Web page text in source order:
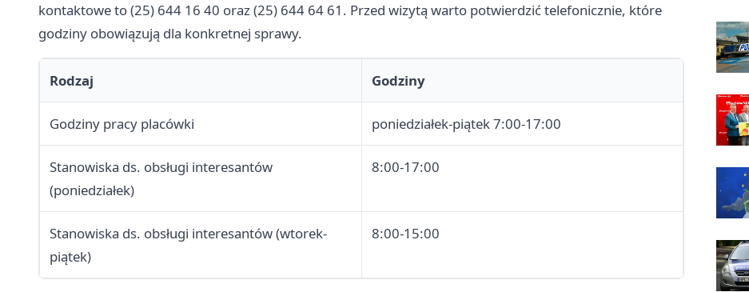
kontaktowe to (25) 644 16 40 oraz (25) 644 64 61. Przed wizytą warto potwierdzić telefonicznie, które
godziny obowiązują dla konkretnej sprawy.
Rodzaj Godziny
Godziny pracy placówki poniedziałek-piątek 7:00-17:00
Stanowiska ds. obsługi interesantów
(poniedziałek)
8:00-17:00
Stanowiska ds. obsługi interesantów (wtorek-
piątek)
8:00-15:00